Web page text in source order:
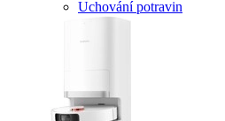
Uchování potravin